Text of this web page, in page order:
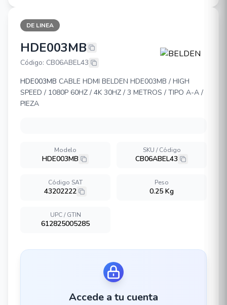
DE LINEA
BELDEN HDE003MB
HDE003MB
Código: CB06ABEL43
HDE003MB CABLE HDMI BELDEN HDE003MB / HIGH
SPEED / 1080P 60HZ / 4K 30HZ / 3 METROS / TIPO A-A /
PIEZA
Modelo
HDE003MB
SKU / Código
CB06ABEL43
Código SAT
43202222
Peso
0.25 Kg
UPC / GTIN
612825005285
Accede a tu cuenta